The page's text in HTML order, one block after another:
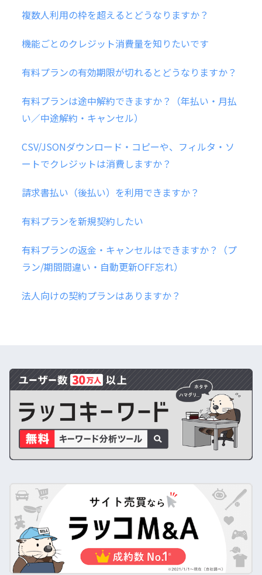
複数人利用の枠を超えるとどうなりますか？
機能ごとのクレジット消費量を知りたいです
有料プランの有効期限が切れるとどうなりますか？
有料プランは途中解約できますか？（年払い・月払
い／中途解約・キャンセル）
CSV/JSONダウンロード・コピーや、フィルタ・ソ
ートでクレジットは消費しますか？
請求書払い（後払い）を利用できますか？
有料プランを新規契約したい
有料プランの返金・キャンセルはできますか？（プ
ラン/期間間違い・自動更新OFF忘れ）
法人向けの契約プランはありますか？